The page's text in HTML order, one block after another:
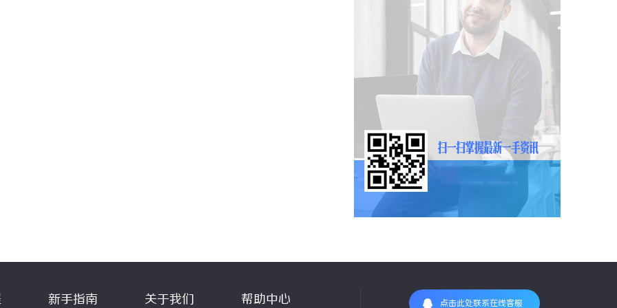
新手指南 关于我们 帮助中心 点击此处联系在线客服